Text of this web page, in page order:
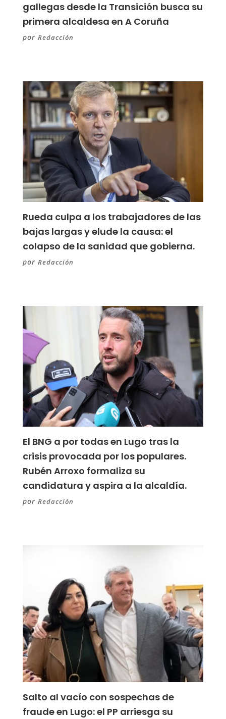
gallegas desde la Transición busca su
primera alcaldesa en A Coruña
por Redacción
Rueda culpa a los trabajadores de las
bajas largas y elude la causa: el
colapso de la sanidad que gobierna.
por Redacción
El BNG a por todas en Lugo tras la
crisis provocada por los populares.
Rubén Arroxo formaliza su
candidatura y aspira a la alcaldía.
por Redacción
Salto al vacío con sospechas de
fraude en Lugo: el PP arriesga su